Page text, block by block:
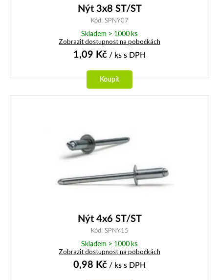
Nýt 3x8 ST/ST
Kód: SPNY07
Skladem > 1000 ks
Zobrazit dostupnost na pobočkách
1,09 Kč / ks s DPH
Koupit
Nýt 4x6 ST/ST
Kód: SPNY15
Skladem > 1000 ks
Zobrazit dostupnost na pobočkách
0,98 Kč / ks s DPH